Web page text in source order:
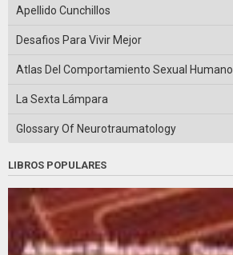
Apellido Cunchillos
Desafios Para Vivir Mejor
Atlas Del Comportamiento Sexual Humano
La Sexta Lámpara
Glossary Of Neurotraumatology
LIBROS POPULARES